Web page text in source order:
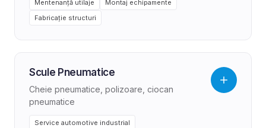
Mentenanță utilaje
Montaj echipamente
Fabricație structuri
Scule Pneumatice
Cheie pneumatice, polizoare, ciocan
pneumatice
Service automotive industrial